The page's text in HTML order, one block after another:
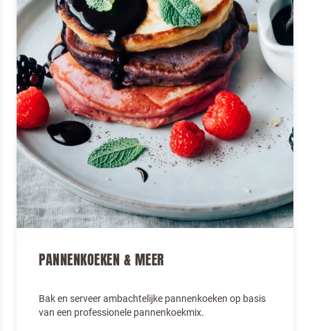
PANNENKOEKEN & MEER
Bak en serveer ambachtelijke pannenkoeken op basis
van een professionele pannenkoekmix.